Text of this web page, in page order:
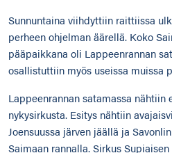
Sunnuntaina viihdyttiin raittiissa
perheen ohjelman äärellä. Koko
pääpaikkana oli Lappeenrannan
osallistuttiin myös useissa muissa
Lappeenrannan satamassa nähtiin
nykysirkusta. Esitys nähtiin
Joensuussa järven jäällä ja
Saimaan rannalla. Sirkus